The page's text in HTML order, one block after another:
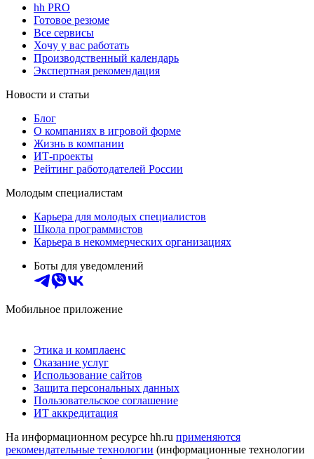
hh PRO
Готовое резюме
Все сервисы
Хочу у вас работать
Производственный календарь
Экспертная рекомендация
Новости и статьи
Блог
О компаниях в игровой форме
Жизнь в компании
ИТ-проекты
Рейтинг работодателей России
Молодым специалистам
Карьера для молодых специалистов
Школа программистов
Карьера в некоммерческих организациях
Боты для уведомлений
Мобильное приложение
Этика и комплаенс
Оказание услуг
Использование сайтов
Защита персональных данных
Пользовательское соглашение
ИТ аккредитация
На информационном ресурсе hh.ru применяются
рекомендательные технологии (информационные технологии